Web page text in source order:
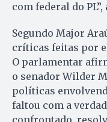
com federal do
Segundo Major
críticas feitas por
O parlamentar
o senador Wilder
políticas
faltou com a